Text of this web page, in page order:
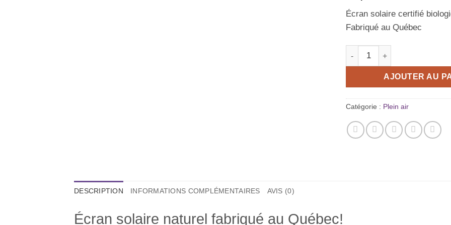
Écran solaire certifié
Fabriqué au Québec
quantité de Crème solaire
AJOUTER AU
Catégorie : Plein air
DESCRIPTION INFORMATIONS COMPLÉMENTAIRES AVIS (0)
Écran solaire naturel fabriqué au Québec!